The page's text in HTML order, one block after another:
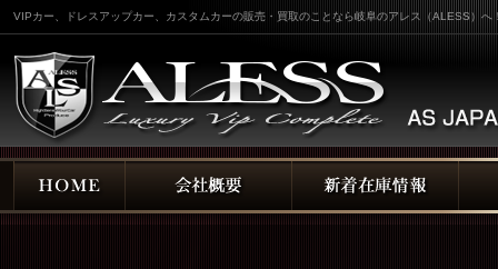
VIPカー、ドレスアップカー、カスタムカーの販売・買取のことなら岐阜のアレス（ALESS）へ